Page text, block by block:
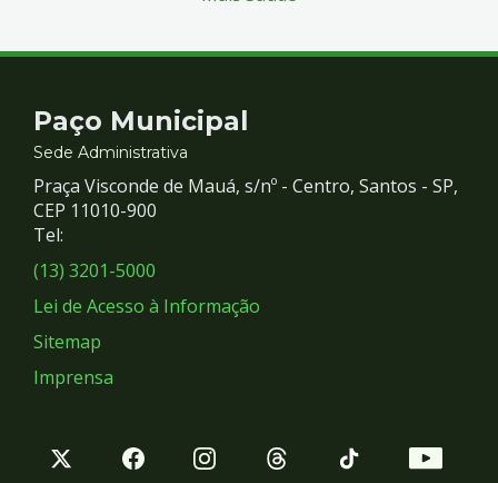
Contato
e
Redes
Sociais
Paço Municipal
Sede Administrativa
Praça Visconde de Mauá, s/nº - Centro, Santos - SP,
CEP 11010-900
Tel:
(13) 3201-5000
Lei de Acesso à Informação
Sitemap
Imprensa